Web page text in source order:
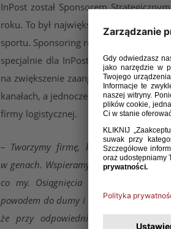
InPost został Sponsorem
roku. To był największy kontrakt
sportu. Sponsoring reprezentacji w
specjalnie dla InPost, to synergia
na zwiększenie zaangażowania
kanałach, a jednocześnie
firmy logistycznej.
– Tworzymy firmę, która sport,
w genach. Wspieramy sportowców, bo
co my. Osiągnięcia sportowe
powodem do dumy i ogromną
że przy odpowiedniej motywacji,